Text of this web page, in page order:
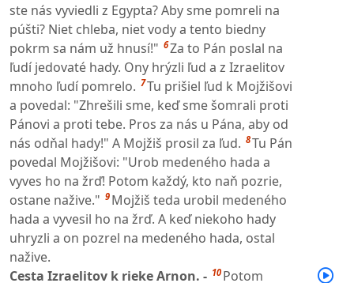
ste nás vyviedli z Egypta? Aby sme pomreli na
púšti? Niet chleba, niet vody a tento biedny
pokrm sa nám už hnusí!" 6Za to Pán poslal na
ľudí jedovaté hady. Ony hrýzli ľud a z Izraelitov
mnoho ľudí pomrelo. 7Tu prišiel ľud k Mojžišovi
a povedal: "Zhrešili sme, keď sme šomrali proti
Pánovi a proti tebe. Pros za nás u Pána, aby od
nás odňal hady!" A Mojžiš prosil za ľud. 8Tu Pán
povedal Mojžišovi: "Urob medeného hada a
vyves ho na žrď! Potom každý, kto naň pozrie,
ostane nažive." 9 Mojžiš teda urobil medeného
hada a vyvesil ho na žrď. A keď niekoho hady
uhryzli a on pozrel na medeného hada, ostal
nažive.
Cesta Izraelitov k rieke Arnon. - 10 Potom